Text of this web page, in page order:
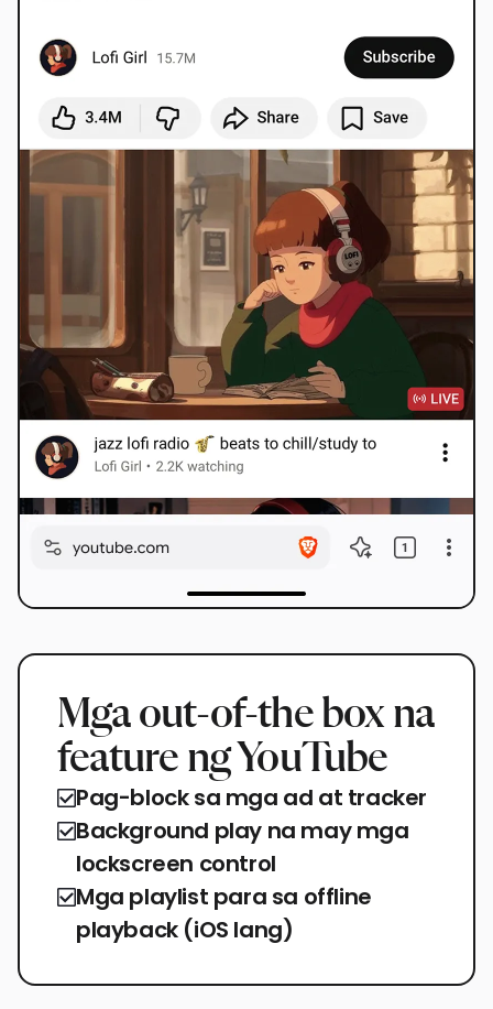
Mga out-of-the box na
feature ng YouTube
Pag-block sa mga ad at tracker
Background play na may mga
lockscreen control
Mga playlist para sa offline
playback (iOS lang)